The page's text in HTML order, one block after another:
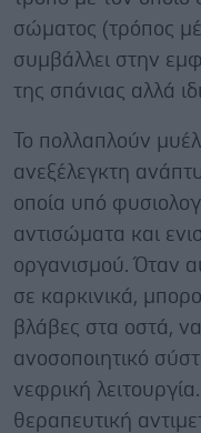
σώματος (τρόπος
συμβάλλει στην
της σπάνιας αλλά
Το πολλαπλούν
ανεξέλεγκτη
οποία υπό
αντισώματα και
οργανισμού. Όταν
σε καρκινικά,
βλάβες στα οστά,
ανοσοποιητικό
νεφρική
θεραπευτική